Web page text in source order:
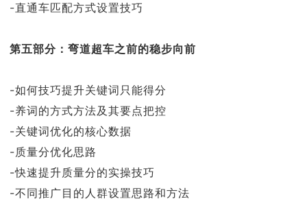
-直通车匹配方式设置技巧
第五部分：弯道超车之前的稳步向前
-如何技巧提升关键词只能得分
-养词的方式方法及其要点把控
-关键词优化的核心数据
-质量分优化思路
-快速提升质量分的实操技巧
-不同推广目的人群设置思路和方法